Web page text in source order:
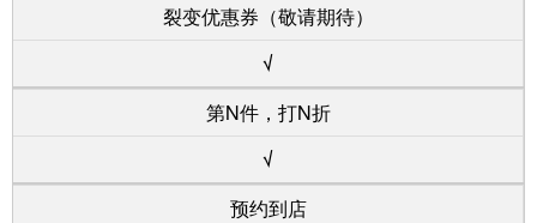
裂变优惠券（敬请期待）
√
第N件，打N折
√
预约到店